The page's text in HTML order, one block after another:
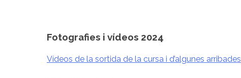
Fotografies i vídeos 2024
Vídeos de la sortida de la cursa i d’algunes arribades